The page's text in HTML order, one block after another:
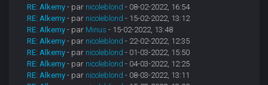
RE: Alkemy - par nicoleblond - 08-02-2022, 16:54
RE: Alkemy - par nicoleblond - 15-02-2022, 13:12
RE: Alkemy - par Minus - 15-02-2022, 13:48
RE: Alkemy - par nicoleblond - 22-02-2022, 12:35
RE: Alkemy - par nicoleblond - 01-03-2022, 15:50
RE: Alkemy - par nicoleblond - 04-03-2022, 12:25
RE: Alkemy - par nicoleblond - 08-03-2022, 13:11